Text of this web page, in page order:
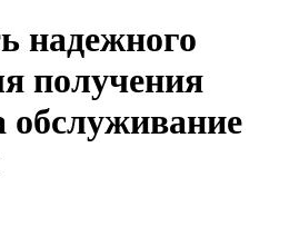
надежного
получения
обслуживание